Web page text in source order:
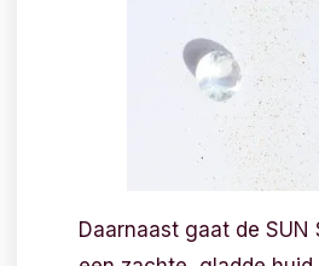
Daarnaast gaat de